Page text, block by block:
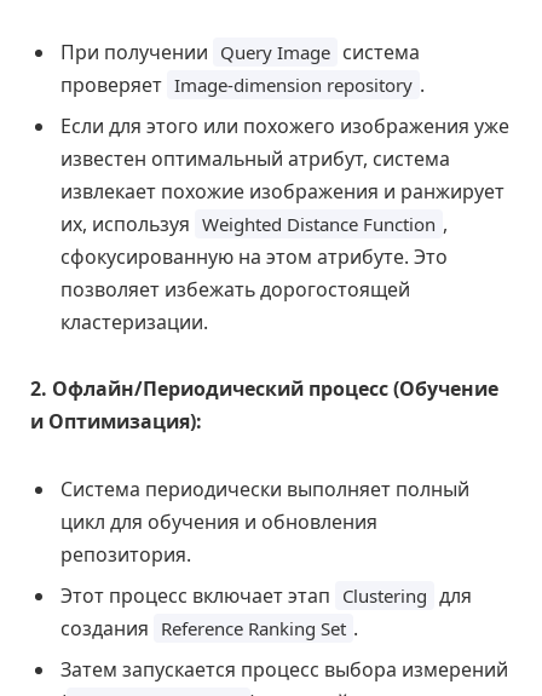
При получении Query Image система
проверяет Image-dimension repository .
Если для этого или похожего изображения уже
известен оптимальный атрибут, система
извлекает похожие изображения и ранжирует
их, используя Weighted Distance Function ,
сфокусированную на этом атрибуте. Это
позволяет избежать дорогостоящей
кластеризации.
2. Офлайн/Периодический процесс (Обучение
и Оптимизация):
Система периодически выполняет полный
цикл для обучения и обновления
репозитория.
Этот процесс включает этап Clustering для
создания Reference Ranking Set .
Затем запускается процесс выбора измерений